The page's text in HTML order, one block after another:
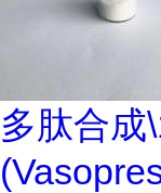
多肽合成